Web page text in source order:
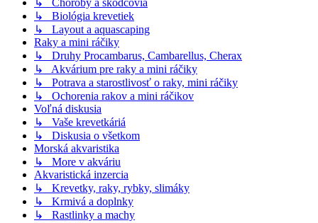
↳ Biológia krevetiek
↳ Layout a aquascaping
Raky a mini ráčiky
↳ Druhy Procambarus, Cambarellus, Cherax
↳ Akvárium pre raky a mini ráčiky
↳ Potrava a starostlivosť o raky, mini ráčiky
↳ Ochorenia rakov a mini ráčikov
Voľná diskusia
↳ Vaše krevetkáriá
↳ Diskusia o všetkom
Morská akvaristika
↳ More v akváriu
Akvaristická inzercia
↳ Krevetky, raky, rybky, slimáky
↳ Krmivá a doplnky
↳ Rastlinky a machy